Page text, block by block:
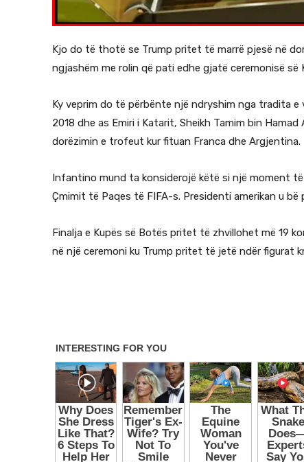
Kjo do të thotë se Trump pritet të marrë pjesë në
ngjashëm me rolin që pati edhe gjatë ceremonisë së
Ky veprim do të përbënte një ndryshim nga tradita
2018 dhe as Emiri i Katarit, Sheikh Tamim bin
dorëzimin e trofeut kur fituan Franca dhe Argjentina.
Infantino mund ta konsiderojë këtë si një moment
Çmimit të Paqes të FIFA-s. Presidenti amerikan u
Finalja e Kupës së Botës pritet të zhvillohet më 19
në një ceremoni ku Trump pritet të jetë ndër figurat